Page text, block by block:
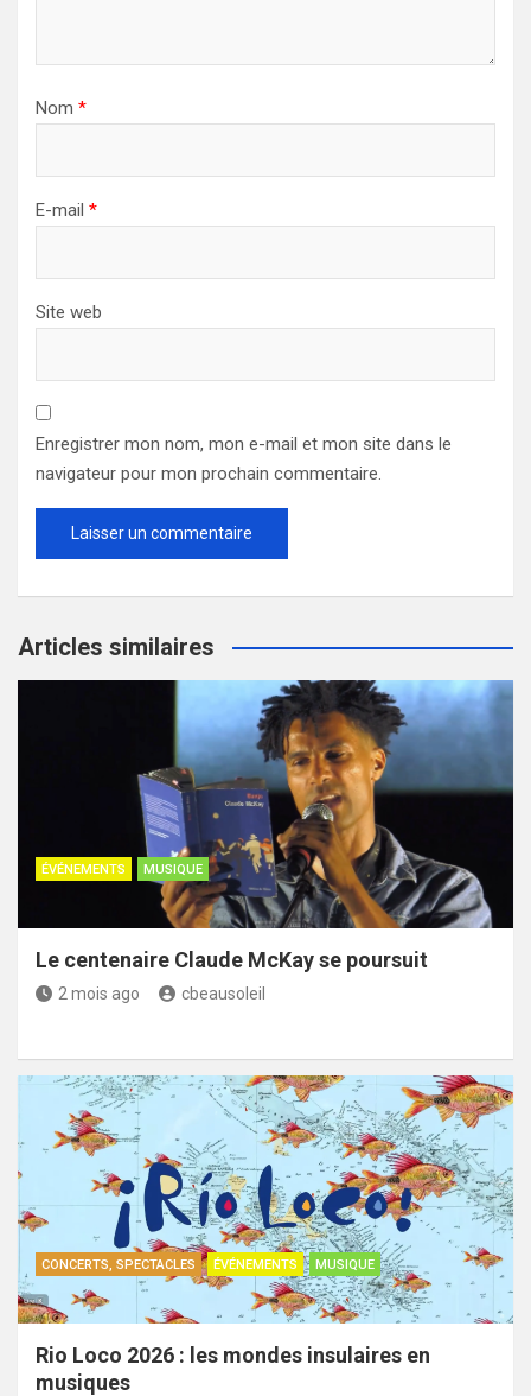
Nom *
E-mail *
Site web
Enregistrer mon nom, mon e-mail et mon site dans le
navigateur pour mon prochain commentaire.
Articles similaires
ÉVÉNEMENTS MUSIQUE
Le centenaire Claude McKay se poursuit
2 mois ago cbeausoleil
CONCERTS, SPECTACLES ÉVÉNEMENTS MUSIQUE
Rio Loco 2026 : les mondes insulaires en
musiques